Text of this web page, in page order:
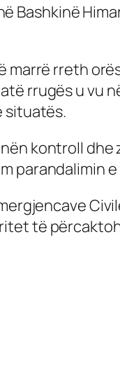
Bashkinë
rreth
rrugës u vu
situatës.
kontroll dhe
parandalimin
të